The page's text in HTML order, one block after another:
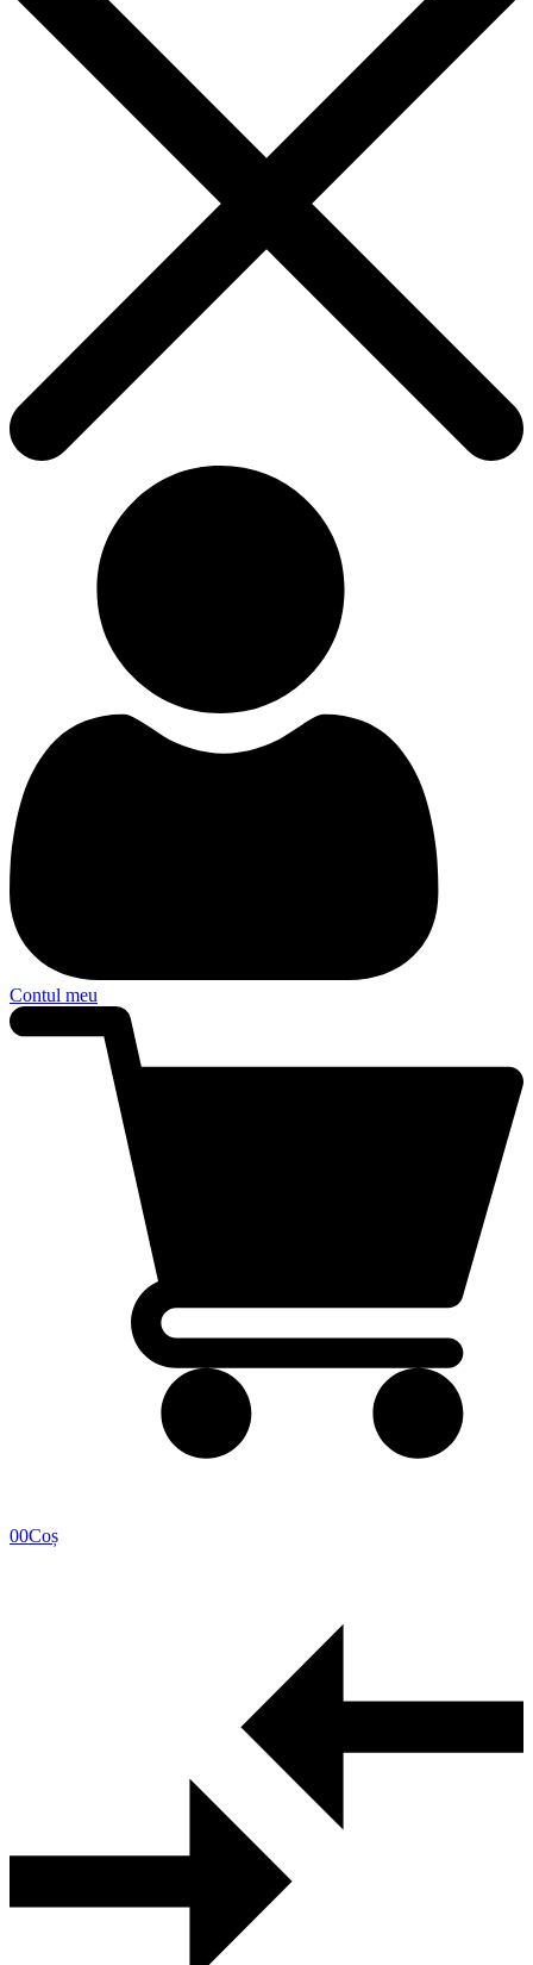
Contul meu
00Coș